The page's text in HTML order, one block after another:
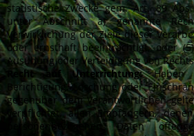
statistische Zwecke gem. Art. 89
unter Abschnitt a) genannte
Verwirklichung der Ziele dieser
oder ernsthaft beeinträchtigt, oder
Ausübung oder Verteidigung von
Recht auf Unterrichtung:
Berichtigung, Löschung oder
gegenüber dem Verantwortlichen
verpflichtet, allen Empfängern,
personenbezogenen Daten